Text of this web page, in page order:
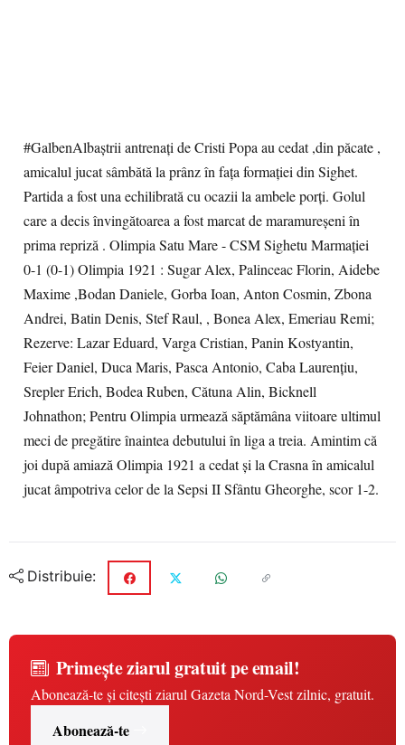
#GalbenAlbaștrii antrenați de Cristi Popa au cedat ,din păcate ,
amicalul jucat sâmbătă la prânz în fața formației din Sighet.
Partida a fost una echilibrată cu ocazii la ambele porți. Golul
care a decis învingătoarea a fost marcat de maramureșeni în
prima repriză . Olimpia Satu Mare - CSM Sighetu Marmației
0-1 (0-1) Olimpia 1921 : Sugar Alex, Palinceac Florin, Aidebe
Maxime ,Bodan Daniele, Gorba Ioan, Anton Cosmin, Zbona
Andrei, Batin Denis, Stef Raul, , Bonea Alex, Emeriau Remi;
Rezerve: Lazar Eduard, Varga Cristian, Panin Kostyantin,
Feier Daniel, Duca Maris, Pasca Antonio, Caba Laurențiu,
Srepler Erich, Bodea Ruben, Cătuna Alin, Bicknell
Johnathon; Pentru Olimpia urmează săptămâna viitoare ultimul
meci de pregătire înaintea debutului în liga a treia. Amintim că
joi după amiază Olimpia 1921 a cedat și la Crasna în amicalul
jucat âmpotriva celor de la Sepsi II Sfântu Gheorghe, scor 1-2.
Distribuie:
Primește ziarul gratuit pe email!
Abonează-te și citești ziarul Gazeta Nord-Vest zilnic, gratuit.
Abonează-te